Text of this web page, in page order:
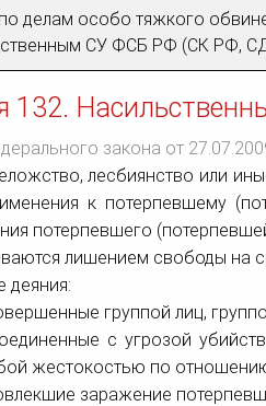
делам особо тяжкого
СУ ФСБ РФ (СК РФ,
132.
закона от
лесбиянство или
к потерпевшему
потерпевшего
лишением свободы на
деяния:
группой лиц,
с угрозой
жестокостью по
заражение